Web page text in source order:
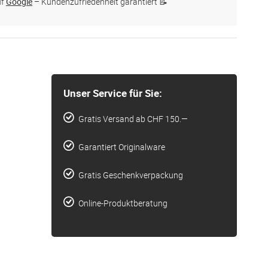
Unser Service für Sie:
Gratis Versand ab CHF 150.—
Garantiert Originalware
Gratis Geschenkverpackung
Online-Produktberatung